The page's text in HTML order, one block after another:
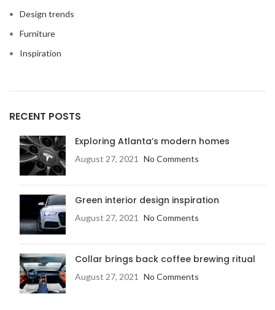
Design trends
Furniture
Inspiration
RECENT POSTS
Exploring Atlanta’s modern homes
August 27, 2021 No Comments
Green interior design inspiration
August 27, 2021 No Comments
Collar brings back coffee brewing ritual
August 27, 2021 No Comments